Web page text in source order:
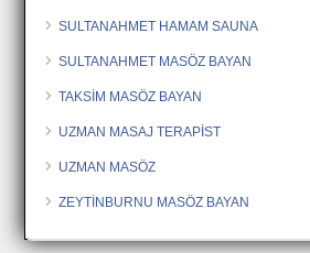
SULTANAHMET HAMAM SAUNA
SULTANAHMET MASÖZ BAYAN
TAKSİM MASÖZ BAYAN
UZMAN MASAJ TERAPİST
UZMAN MASÖZ
ZEYTİNBURNU MASÖZ BAYAN